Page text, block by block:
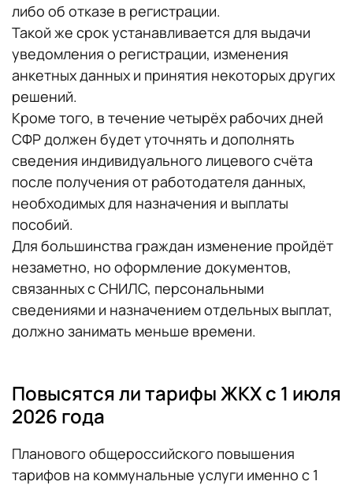
либо об отказе в регистрации.
Такой же срок устанавливается для выдачи
уведомления о регистрации, изменения
анкетных данных и принятия некоторых других
решений.
Кроме того, в течение четырёх рабочих дней
СФР должен будет уточнять и дополнять
сведения индивидуального лицевого счёта
после получения от работодателя данных,
необходимых для назначения и выплаты
пособий.
Для большинства граждан изменение пройдёт
незаметно, но оформление документов,
связанных с СНИЛС, персональными
сведениями и назначением отдельных выплат,
должно занимать меньше времени.
Повысятся ли тарифы ЖКХ с 1 июля
2026 года
Планового общероссийского повышения
тарифов на коммунальные услуги именно с 1